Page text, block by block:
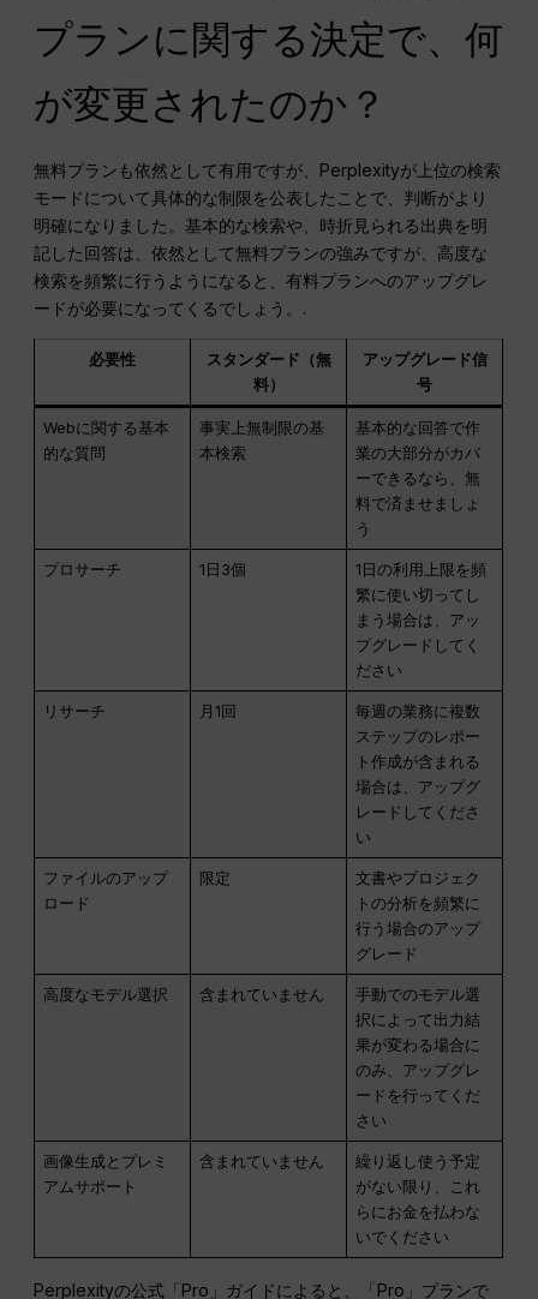
プランに関する決定で、何
が変更されたのか？
無料プランも依然として有用ですが、Perplexityが上位の検索
モードについて具体的な制限を公表したことで、判断がより
明確になりました。基本的な検索や、時折見られる出典を明
記した回答は、依然として無料プランの強みですが、高度な
検索を頻繁に行うようになると、有料プランへのアップグレ
ードが必要になってくるでしょう。.
必要性
スタンダード（無
料）
アップグレード信
号
Webに関する基本
的な質問
事実上無制限の基
本検索
基本的な回答で作
業の大部分がカバ
ーできるなら、無
料で済ませましょ
う
プロサーチ 1日3個
1日の利用上限を頻
繁に使い切ってし
まう場合は、アッ
プグレードしてく
ださい
リサーチ 月1回
毎週の業務に複数
ステップのレポー
ト作成が含まれる
場合は、アップグ
レードしてくださ
い
ファイルのアップ
ロード
限定
文書やプロジェク
トの分析を頻繁に
行う場合のアップ
グレード
高度なモデル選択 含まれていません
手動でのモデル選
択によって出力結
果が変わる場合に
のみ、アップグレ
ードを行ってくだ
さい
画像生成とプレミ
アムサポート
含まれていません
繰り返し使う予定
がない限り、これ
らにお金を払わな
いでください
Perplexityの公式「Pro」ガイドによると、「Pro」プランで